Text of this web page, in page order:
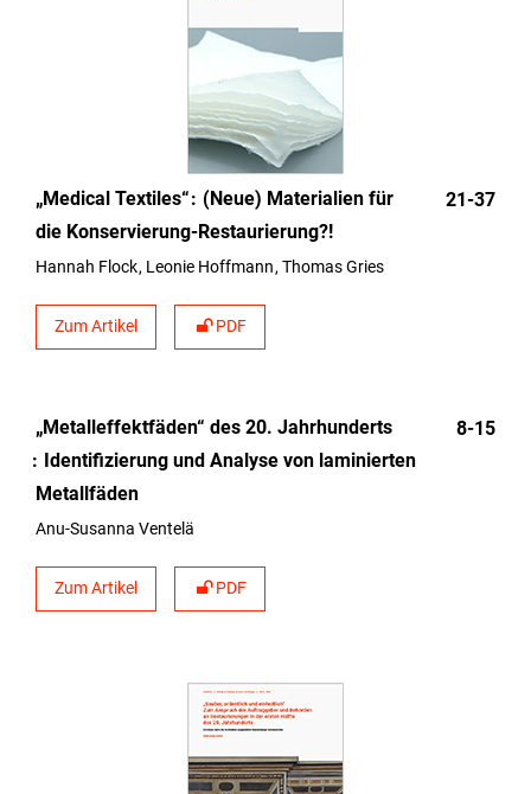
„Medical Textiles“ (Neue) Materialien für
die Konservierung-Restaurierung?!
Hannah Flock Leonie Hoffmann Thomas Gries
Zum Artikel PDF
21-37
„Metalleffektfäden“ des 20. Jahrhunderts
Identifizierung und Analyse von laminierten
Metallfäden
Anu-Susanna Ventelä
Zum Artikel PDF
8-15